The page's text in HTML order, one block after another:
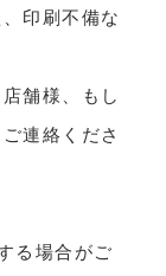
印刷不備な
舗様、もし
連絡くださ
る場合がご